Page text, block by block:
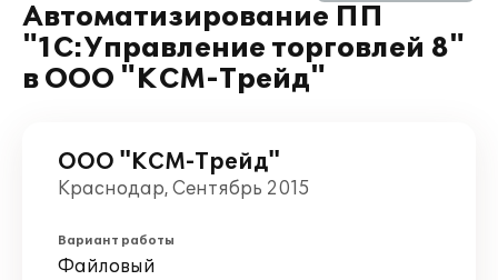
Автоматизирование ПП
"1С:Управление торговлей 8"
в ООО "КСМ-Трейд"
ООО "КСМ-Трейд"
Краснодар, Сентябрь 2015
Вариант работы
Файловый